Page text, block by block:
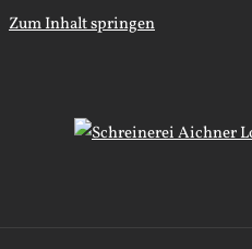
Zum Inhalt springen